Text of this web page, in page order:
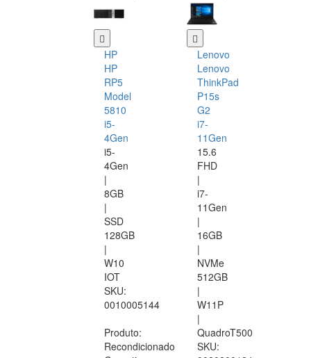
HP
HP
RP5
Model
5810
i5-
4Gen
i5-
4Gen
|
8GB
|
SSD
128GB
|
W10
IOT
SKU:
0010005144
Produto:
Recondicionado
Lenovo
Lenovo
ThinkPad
P15s
G2
i7-
11Gen
15.6
FHD
|
i7-
11Gen
|
16GB
|
NVMe
512GB
|
W11P
|
QuadroT500
SKU: